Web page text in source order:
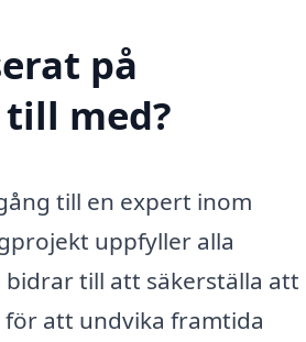
på
med?
till en expert inom
uppfyller alla
till att säkerställa att
att undvika framtida